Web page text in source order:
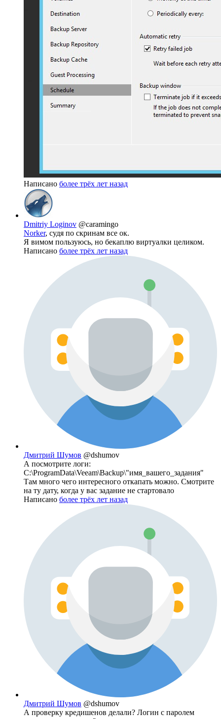
Написано более трёх лет назад
Dmitriy Loginov @caramingo
Norker, судя по скринам все ок.
Я вимом пользуюсь, но бекаплю виртуалки целиком.
Написано более трёх лет назад
Дмитрий Шумов @dshumov
А посмотрите логи:
C:\ProgramData\Veeam\Backup\"имя_вашего_задания"
Там много чего интересного откапать можно. Смотрите
на ту дату, когда у вас задание не стартовало
Написано более трёх лет назад
Дмитрий Шумов @dshumov
А проверку кредишенов делали? Логин с паролем